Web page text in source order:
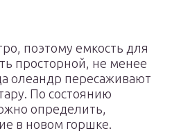
поэтому емкость для
просторной, не менее
олеандр пересаживают
По состоянию
определить,
в новом горшке.